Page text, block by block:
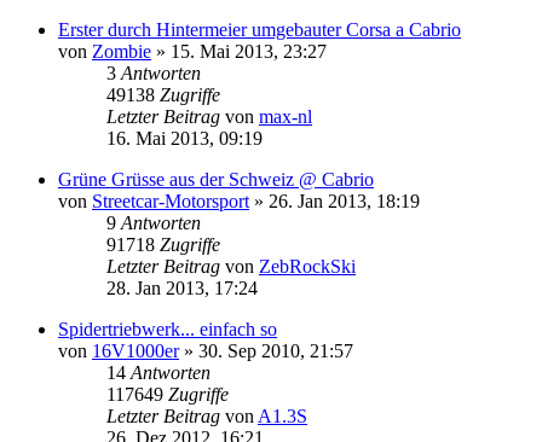
Erster durch Hintermeier umgebauter Corsa a Cabrio
von Zombie » 15. Mai 2013, 23:27
3 Antworten
49138 Zugriffe
Letzter Beitrag von max-nl
16. Mai 2013, 09:19
Grüne Grüsse aus der Schweiz @ Cabrio
von Streetcar-Motorsport » 26. Jan 2013, 18:19
9 Antworten
91718 Zugriffe
Letzter Beitrag von ZebRockSki
28. Jan 2013, 17:24
Spidertriebwerk... einfach so
von 16V1000er» 30. Sep 2010, 21:57
14 Antworten
117649 Zugriffe
Letzter Beitrag von A1.3S
26. Dez 2012, 16:21